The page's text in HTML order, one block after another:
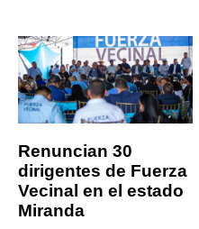
Renuncian 30
dirigentes de Fuerza
Vecinal en el estado
Miranda